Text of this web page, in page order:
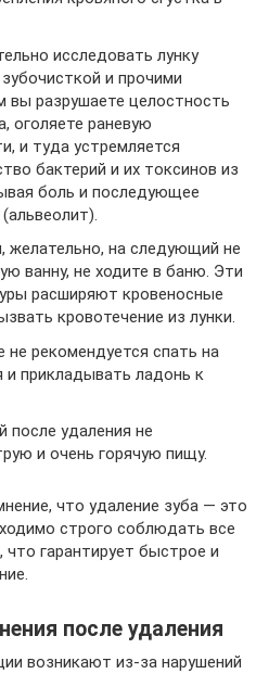
исследовать лунку
и прочими
вы разрушаете целостность
оголяете раневую
и туда устремляется
бактерий и их токсинов из
боль и последующее
желательно, на следующий не
ванну, не ходите в баню. Эти
расширяют кровеносные
кровотечение из лунки.
не рекомендуется спать на
и прикладывать ладонь к
после удаления не
и очень горячую пищу.
что удаление зуба — это
строго соблюдать все
гарантирует быстрое и
после удаления
возникают из-за нарушений